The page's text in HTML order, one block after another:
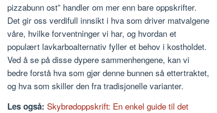
pizzabunn ost” handler om mer enn bare oppskrifter.
Det gir oss verdifull innsikt i hva som driver matvalgene
våre, hvilke forventninger vi har, og hvordan et
populært lavkarboalternativ fyller et behov i kostholdet.
Ved å se på disse dypere sammenhengene, kan vi
bedre forstå hva som gjør denne bunnen så ettertraktet,
og hva som skiller den fra tradisjonelle varianter.
Les også: Skybrødoppskrift: En enkel guide til det